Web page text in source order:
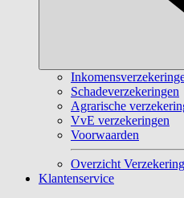
Schadeverzekeringen
Agrarische
VvE verzekeringen
Voorwaarden
Overzicht
Klantenservice